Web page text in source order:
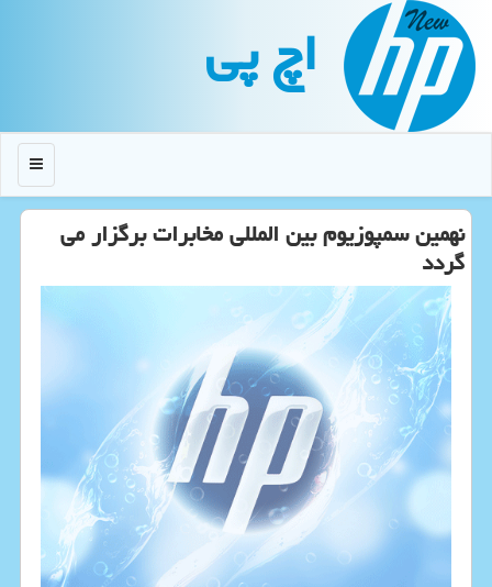
اچ پی
منو
نهمین سمپوزیوم بین المللی مخابرات برگزار می
گردد